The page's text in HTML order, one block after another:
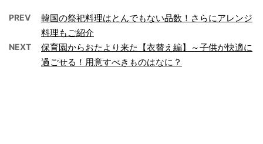
PREV
韓国の祭祀料理はとんでもない品数！さらにアレンジ
料理もご紹介
NEXT
保育園からおたより来た【衣替え編】～子供が快適に
過ごせる！用意すべきものはなに？